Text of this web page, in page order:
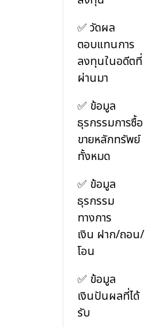
✅ วัดผล
ตอบแทนการ
ลงทุนในอดีตที่
ผ่านมา
✅ ข้อมูล
ธุรกรรมการซื้อ
ขายหลักทรัพย์
ทั้งหมด
✅ ข้อมูล
ธุรกรรม
ทางการ
เงิน ฝาก/ถอน/
โอน
✅ ข้อมูล
เงินปันผลที่ได้
รับ